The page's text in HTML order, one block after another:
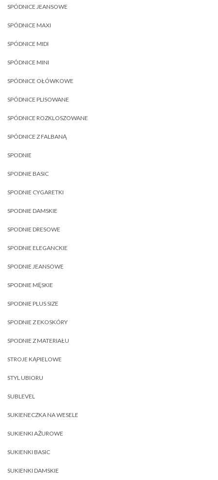
SPÓDNICE JEANSOWE
SPÓDNICE MAXI
SPÓDNICE MIDI
SPÓDNICE MINI
SPÓDNICE OŁÓWKOWE
SPÓDNICE PLISOWANE
SPÓDNICE ROZKLOSZOWANE
SPÓDNICE Z FALBANĄ
SPODNIE
SPODNIE BASIC
SPODNIE CYGARETKI
SPODNIE DAMSKIE
SPODNIE DRESOWE
SPODNIE ELEGANCKIE
SPODNIE JEANSOWE
SPODNIE MĘSKIE
SPODNIE PLUS SIZE
SPODNIE Z EKOSKÓRY
SPODNIE Z MATERIAŁU
STROJE KĄPIELOWE
STYL UBIORU
SUBLEVEL
SUKIENECZKA NA WESELE
SUKIENKI AŻUROWE
SUKIENKI BASIC
SUKIENKI DAMSKIE